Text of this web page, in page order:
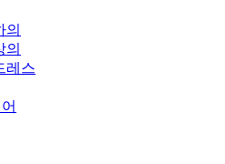
의
의
레스